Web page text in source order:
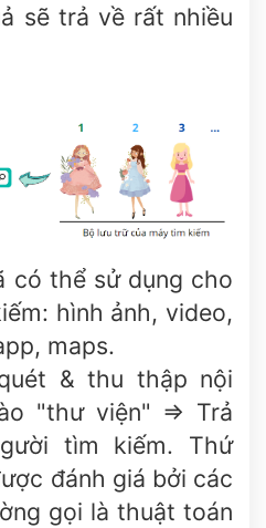
sẽ trả về rất nhiều
có thể sử dụng cho
hình ảnh, video,
maps.
& thu thập nội
"thư viện" => Trả
tìm kiếm. Thứ
đánh giá bởi các
gọi là thuật toán